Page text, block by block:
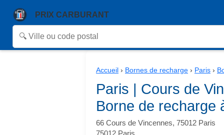
PRIX CARBURANT
Accueil › Bornes de recharge › Paris ›
Paris | Cours de
Borne de recharge
66 Cours de Vincennes, 75012 Paris
75012 Paris